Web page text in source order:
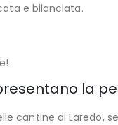
e bilanciata.
la
di Laredo,